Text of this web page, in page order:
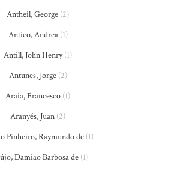
Antheil, George (2)
Antico, Andrea(1)
Antill, John Henry(1)
Antunes, Jorge(2)
Araia, Francesco (1)
Aranyés, Juan (2)
Pinheiro, Raymundo de (1)
Damião Barbosa de(1)